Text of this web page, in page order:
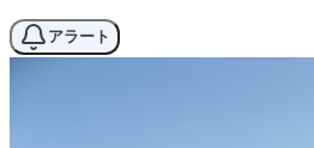
アラート